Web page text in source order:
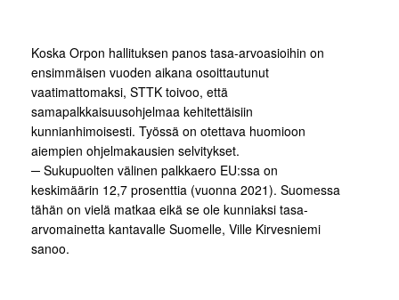
Koska Orpon hallituksen panos tasa-arvoasioihin on
ensimmäisen vuoden aikana osoittautunut
vaatimattomaksi, STTK toivoo, että
samapalkkaisuusohjelmaa kehitettäisiin
kunnianhimoisesti. Työssä on otettava huomioon
aiempien ohjelmakausien selvitykset.
─ Sukupuolten välinen palkkaero EU:ssa on
keskimäärin 12,7 prosenttia (vuonna 2021). Suomessa
tähän on vielä matkaa eikä se ole kunniaksi tasa-
arvomainetta kantavalle Suomelle, Ville Kirvesniemi
sanoo.